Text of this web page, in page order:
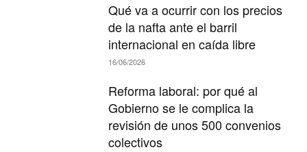
Qué va a ocurrir con los precios
de la nafta ante el barril
internacional en caída libre
16/06/2026
Reforma laboral: por qué al
Gobierno se le complica la
revisión de unos 500 convenios
colectivos